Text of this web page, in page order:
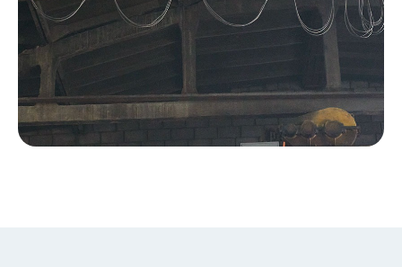
Описание
двухбалочных
мостовых кранов 200 т